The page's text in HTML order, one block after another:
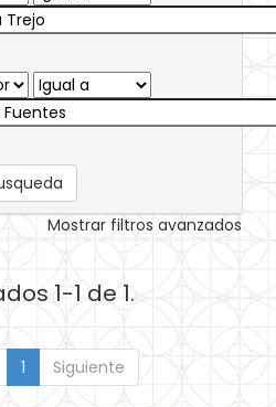
Mostrar filtros avanzados
1-1 de 1.
1 Siguiente